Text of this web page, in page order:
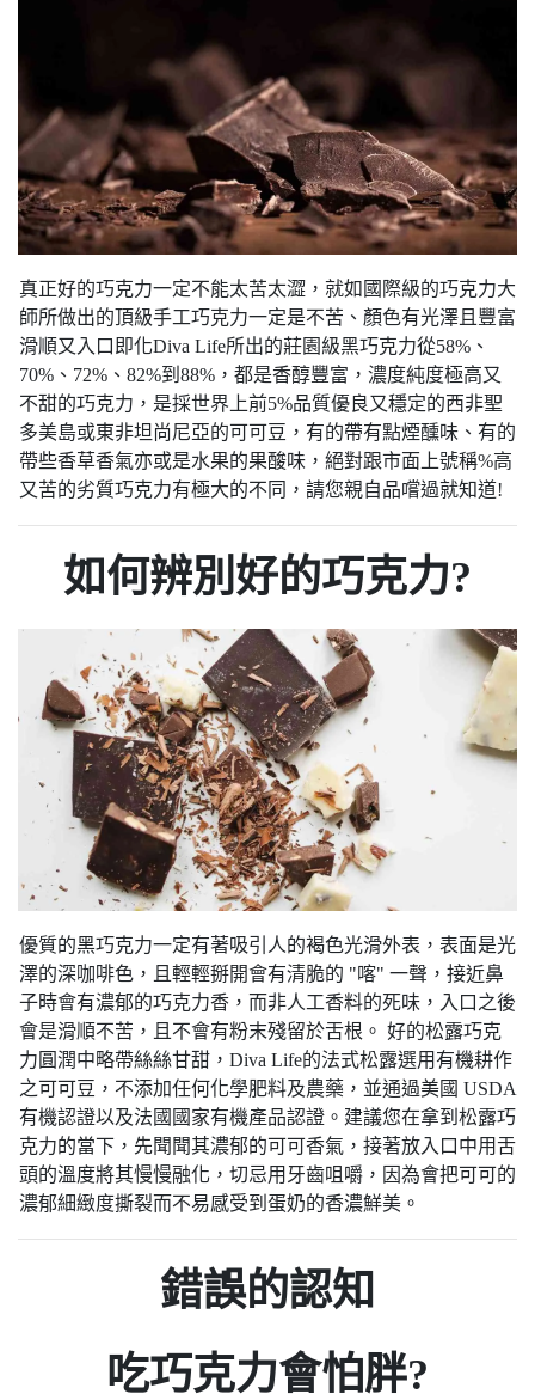
真正好的巧克力一定不能太苦太澀，就如國際級的巧克力大
師所做出的頂級手工巧克力一定是不苦、顏色有光澤且豐富
滑順又入口即化Diva Life所出的莊園級黑巧克力從58%、
70%、72%、82%到88%，都是香醇豐富，濃度純度極高又
不甜的巧克力，是採世界上前5%品質優良又穩定的西非聖
多美島或東非坦尚尼亞的可可豆，有的帶有點煙醺味、有的
帶些香草香氣亦或是水果的果酸味，絕對跟市面上號稱%高
又苦的劣質巧克力有極大的不同，請您親自品嚐過就知道!
如何辨別好的巧克力?
優質的黑巧克力一定有著吸引人的褐色光滑外表，表面是光
澤的深咖啡色，且輕輕掰開會有清脆的 "喀" 一聲，接近鼻
子時會有濃郁的巧克力香，而非人工香料的死味，入口之後
會是滑順不苦，且不會有粉末殘留於舌根。 好的松露巧克
力圓潤中略帶絲絲甘甜，Diva Life的法式松露選用有機耕作
之可可豆，不添加任何化學肥料及農藥，並通過美國 USDA
有機認證以及法國國家有機產品認證。建議您在拿到松露巧
克力的當下，先聞聞其濃郁的可可香氣，接著放入口中用舌
頭的溫度將其慢慢融化，切忌用牙齒咀嚼，因為會把可可的
濃郁細緻度撕裂而不易感受到蛋奶的香濃鮮美。
錯誤的認知
吃巧克力會怕胖?